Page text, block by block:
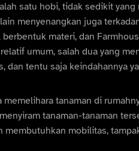
satu hobi, tidak sedikit
menyenangkan juga
materi, dan
umum, salah dua yang
dan tentu saja keindahannya
memelihara tanaman di
tanaman-tanaman
membutuhkan mobilitas,